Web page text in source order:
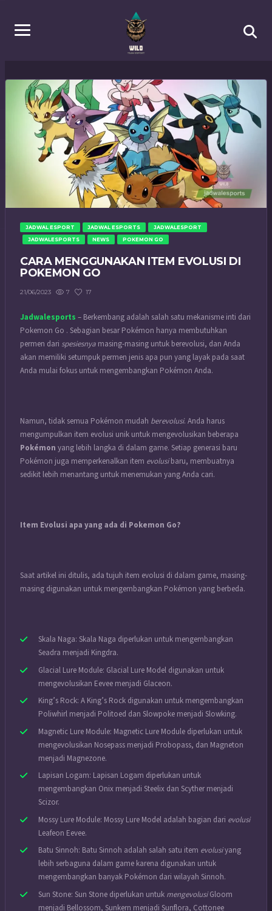
JADWAL ESPORT JADWAL ESPORTS
JADWALESPORT
JADWALESPORTS
NEWS POKEMON GO
CARA MENGGUNAKAN ITEM EVOLUSI DI
POKEMON GO
21/06/2023 7 17
Jadwalesports – Berkembang adalah salah satu mekanisme inti dari
Pokemon Go . Sebagian besar Pokémon hanya membutuhkan
permen dari spesiesnya masing-masing untuk berevolusi, dan Anda
akan memiliki setumpuk permen jenis apa pun yang layak pada saat
Anda mulai fokus untuk mengembangkan Pokémon Anda.
Namun, tidak semua Pokémon mudah berevolusi. Anda harus
mengumpulkan item evolusi unik untuk mengevolusikan beberapa
Pokémon yang lebih langka di dalam game. Setiap generasi baru
Pokémon juga memperkenalkan item evolusibaru, membuatnya
sedikit lebih menantang untuk menemukan yang Anda cari.
Item Evolusi apa yang ada di Pokemon Go?
Saat artikel ini ditulis, ada tujuh item evolusi di dalam game, masing-
masing digunakan untuk mengembangkan Pokémon yang berbeda.
Skala Naga: Skala Naga diperlukan untuk mengembangkan
Seadra menjadi Kingdra.
Glacial Lure Module: Glacial Lure Model digunakan untuk
mengevolusikan Eevee menjadi Glaceon.
King’s Rock: A King’s Rock digunakan untuk mengembangkan
Poliwhirl menjadi Politoed dan Slowpoke menjadi Slowking.
Magnetic Lure Module: Magnetic Lure Module diperlukan untuk
mengevolusikan Nosepass menjadi Probopass, dan Magneton
menjadi Magnezone.
Lapisan Logam: Lapisan Logam diperlukan untuk
mengembangkan Onix menjadi Steelix dan Scyther menjadi
Scizor.
Mossy Lure Module: Mossy Lure Model adalah bagian dari evolusi
Leafeon Eevee.
Batu Sinnoh: Batu Sinnoh adalah salah satu item evolusiyang
lebih serbaguna dalam game karena digunakan untuk
mengembangkan banyak Pokémon dari wilayah Sinnoh.
Sun Stone: Sun Stone diperlukan untuk mengevolusiGloom
menjadi Bellossom, Sunkern menjadi Sunflora, Cottonee